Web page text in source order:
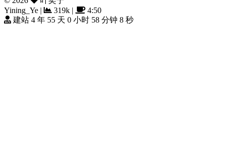
Yining_Ye | 319k |
4:50
建站 4 年 55 天 0 小时 58 分钟 9 秒